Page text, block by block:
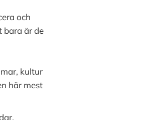
och
bara är de
kultur
här mest